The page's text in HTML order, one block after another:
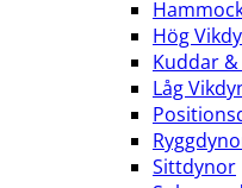
Hög
Kuddar
Låg
Sittdynor